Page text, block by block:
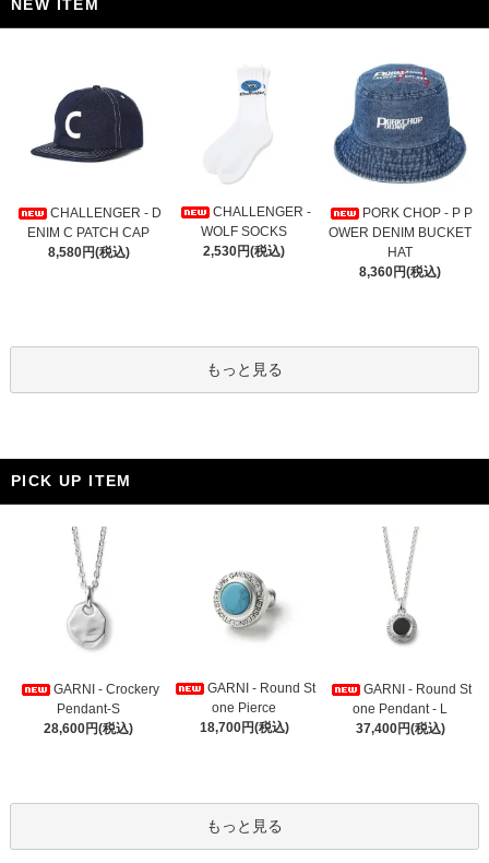
NEW ITEM
CHALLENGER - D
ENIM C PATCH CAP
8,580円(税込)
CHALLENGER -
WOLF SOCKS
2,530円(税込)
PORK CHOP - P P
OWER DENIM BUCKET
HAT
8,360円(税込)
もっと見る
PICK UP ITEM
GARNI - Crockery
Pendant-S
28,600円(税込)
GARNI - Round St
one Pierce
18,700円(税込)
GARNI - Round St
one Pendant - L
37,400円(税込)
もっと見る